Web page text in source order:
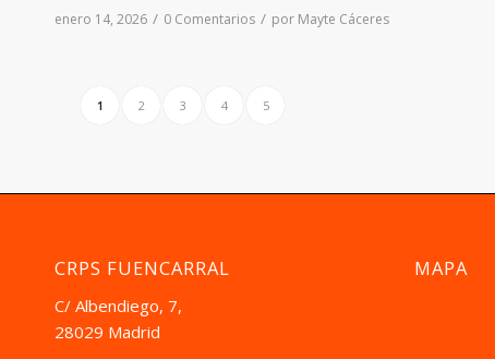
enero 14, 2026 / 0 Comentarios / por Mayte Cáceres
1 2 3 4 5
CRPS FUENCARRAL
C/ Albendiego, 7,
28029 Madrid
MAPA